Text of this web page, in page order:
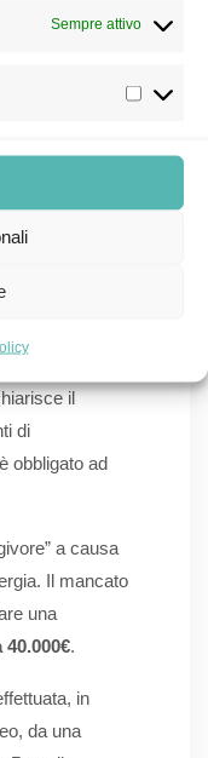
Sempre attivo
offerti da
realtà
il
di
obbligato ad
a causa
Il mancato
una
.
in
da una